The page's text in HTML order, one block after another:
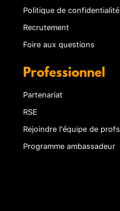
Politique de confidentialité
Recrutement
Foire aux questions
Professionnel
Partenariat
RSE
Rejoindre l'équipe de profs
Programme ambassadeur